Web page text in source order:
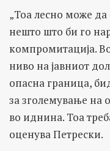
„Тоа лесно може да
нешто што би го
компромитација.
ниво на јавниот
опасна граница,
за зголемување на
во иднина. Тоа
оценува Петрески.